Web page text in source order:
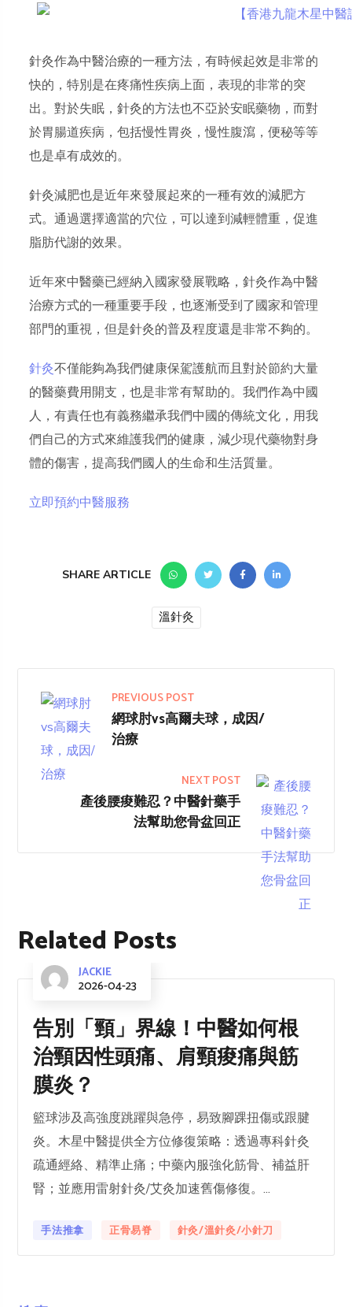
針灸作為中醫治療的一種方法，有時候起效是非常的
快的，特別是在疼痛性疾病上面，表現的非常的突
出。對於失眠，針灸的方法也不亞於安眠藥物，而對
於胃腸道疾病，包括慢性胃炎，慢性腹瀉，便秘等等
也是卓有成效的。
針灸減肥也是近年來發展起來的一種有效的減肥方
式。通過選擇適當的穴位，可以達到減輕體重，促進
脂肪代謝的效果。
近年來中醫藥已經納入國家發展戰略，針灸作為中醫
治療方式的一種重要手段，也逐漸受到了國家和管理
部門的重視，但是針灸的普及程度還是非常不夠的。
針灸不僅能夠為我們健康保駕護航而且對於節約大量
的醫藥費用開支，也是非常有幫助的。我們作為中國
人，有責任也有義務繼承我們中國的傳統文化，用我
們自己的方式來維護我們的健康，減少現代藥物對身
體的傷害，提高我們國人的生命和生活質量。
立即預約中醫服務
SHARE ARTICLE
溫針灸
PREVIOUS POST
網球肘vs高爾夫球，成因/
治療
NEXT POST
產後腰痠難忍？中醫針藥手
法幫助您骨盆回正
Related Posts
JACKIE
2026-04-23
告別「頸」界線！中醫如何根
治頸因性頭痛、肩頸痠痛與筋
膜炎？
籃球涉及高強度跳躍與急停，易致腳踝扭傷或跟腱
炎。木星中醫提供全方位修復策略：透過專科針灸
疏通經絡、精準止痛；中藥內服強化筋骨、補益肝
腎；並應用雷射針灸/艾灸加速舊傷修復。...
手法推拿 正骨易脊 針灸/溫針灸/小針刀